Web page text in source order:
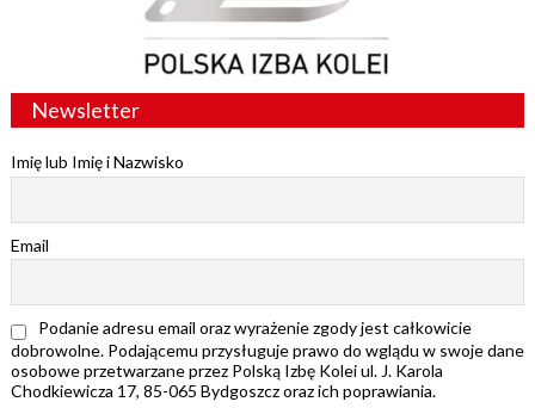
Newsletter
Imię lub Imię i Nazwisko
Email
Podanie adresu email oraz wyrażenie zgody jest całkowicie
dobrowolne. Podającemu przysługuje prawo do wglądu w swoje dane
osobowe przetwarzane przez Polską Izbę Kolei ul. J. Karola
Chodkiewicza 17, 85-065 Bydgoszcz oraz ich poprawiania.